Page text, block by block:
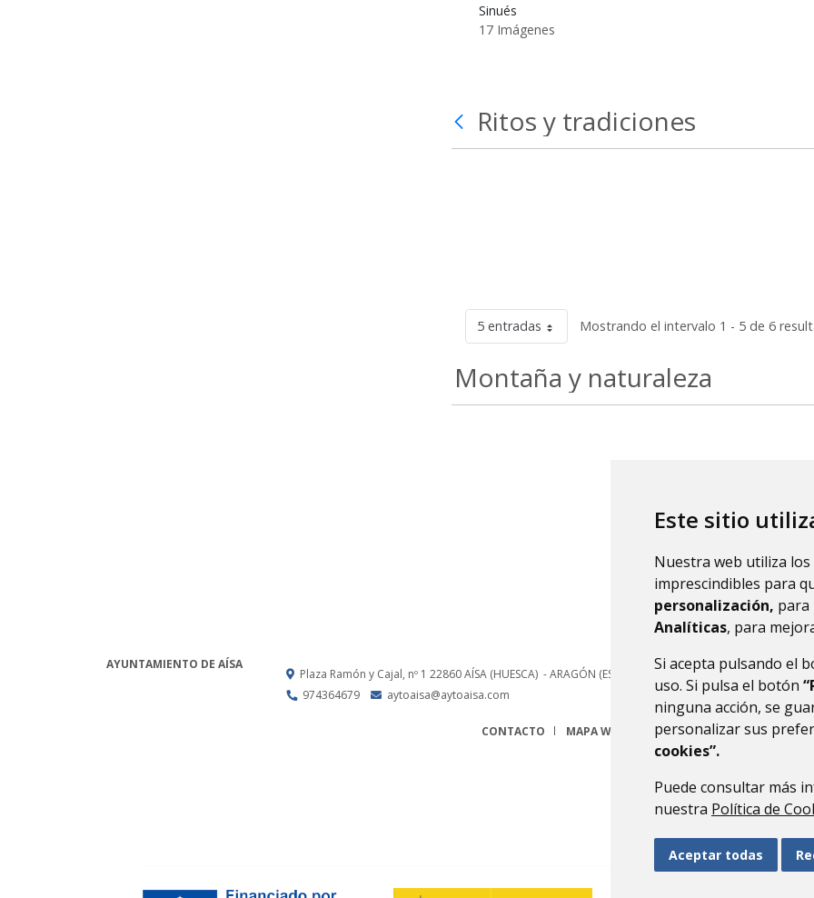
Este sitio
Nuestra web utiliza
imprescindibles para
personalización, para
Analíticas, para
Si acepta pulsando el
uso. Si pulsa el botón
ninguna acción, se
personalizar sus
cookies”.
Puede consultar más
nuestra Política de
Aceptar todas
Sinués
17 Imágenes
Ritos y tradiciones
5 entradas Mostrando el intervalo 1 - 5 de 6
Montaña y naturaleza
AYUNTAMIENTO DE AÍSA
Plaza Ramón y Cajal, nº 1 22860AÍSA (HUESCA) - ARAGÓN (ESPAÑA)
974364679
aytoaisa@aytoaisa.com
CONTACTO MAPA WEB AVISO LEGAL PROTECCIÓN